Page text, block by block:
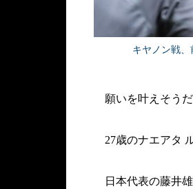
キヤノン戦、
願いを叶えそうだ
27歳のナエアタ
日本代表の藤井雄